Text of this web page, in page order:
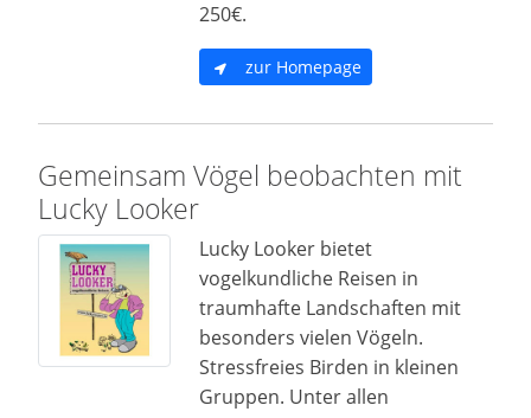
250€.
zur Homepage
Gemeinsam Vögel beobachten mit
Lucky Looker
Lucky Looker bietet
vogelkundliche Reisen in
traumhafte Landschaften mit
besonders vielen Vögeln.
Stressfreies Birden in kleinen
Gruppen. Unter allen